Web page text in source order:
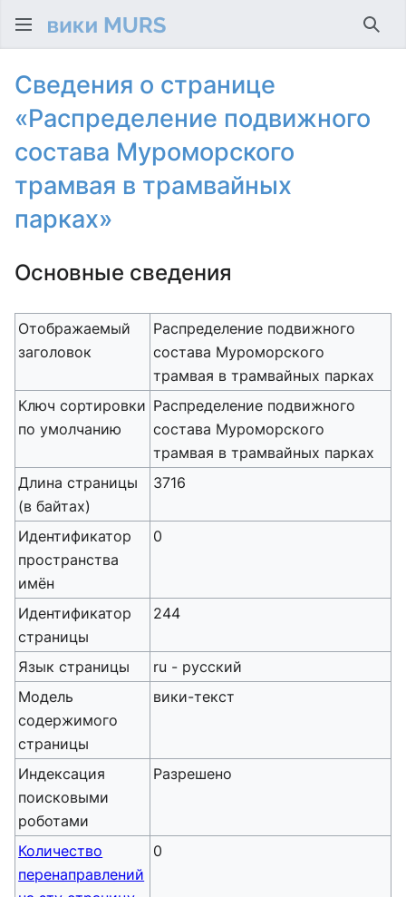
Сведения о странице
«Распределение подвижного
состава Муроморского
трамвая в трамвайных
парках»
Основные сведения
Отображаемый
заголовок
Распределение подвижного
состава Муроморского
трамвая в трамвайных парках
Ключ сортировки
по умолчанию
Распределение подвижного
состава Муроморского
трамвая в трамвайных парках
Длина страницы
(в байтах)
3716
Идентификатор
пространства
имён
0
Идентификатор
страницы
244
Язык страницы
ru - русский
Модель
содержимого
страницы
вики-текст
Индексация
поисковыми
роботами
Разрешено
Количество
перенаправлений
0